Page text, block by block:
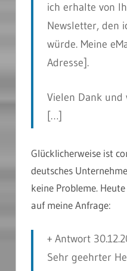
ich erhalte von
Newsletter, den
würde. Meine
Adresse].
Vielen Dank und
[…]
Glücklicherweise ist
deutsches
keine Probleme.
auf meine Anfrage:
+ Antwort
Sehr geehrter